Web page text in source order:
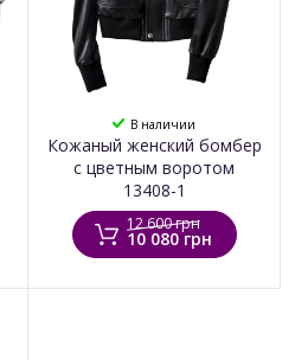
В наличии
Кожаный женский бомбер
с цветным воротом
13408-1
12 600 грн
10 080 грн